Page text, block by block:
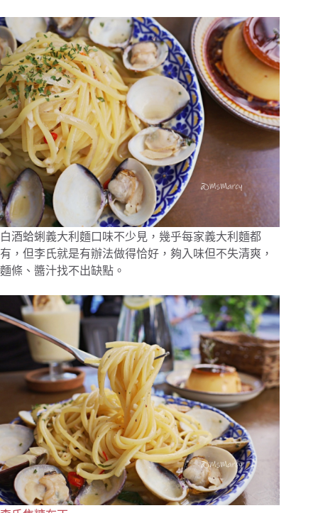
白酒蛤蜊義大利麵口味不少見，幾乎每家義大利麵都
有，但李氏就是有辦法做得恰好，夠入味但不失清爽，
麵條、醬汁找不出缺點。